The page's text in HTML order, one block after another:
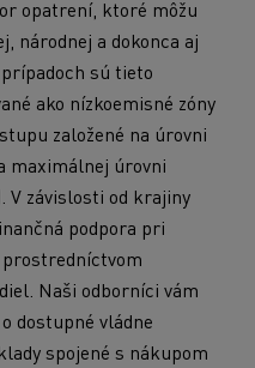
opatrení, ktoré môžu
národnej a dokonca aj
sú tieto
ako nízkoemisné zóny
založené na úrovni
maximálnej úrovni
V závislosti od krajiny
podpora pri
prostredníctvom
Naši odborníci vám
dostupné vládne
spojené s nákupom